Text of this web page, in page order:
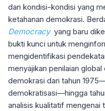
dan kondisi-kondisi yang
ketahanan demokrasi.
Democracyyang baru
bukti kunci untuk
mengidentifikasi
menyajikan penilaian
demokrasi dari tahun
demokratisasi—hingga
analisis kualitatif mengenai